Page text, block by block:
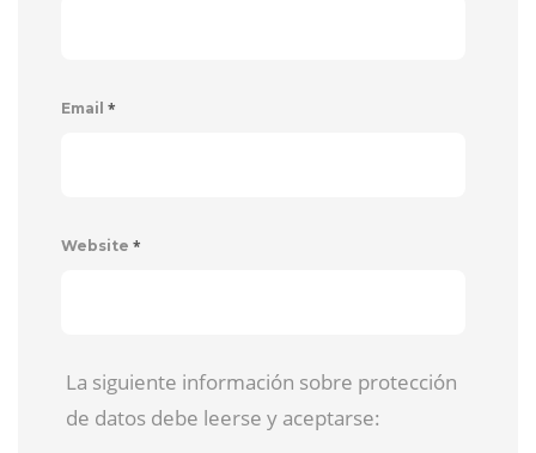
Email *
Website *
La siguiente información sobre protección
de datos debe leerse y aceptarse: